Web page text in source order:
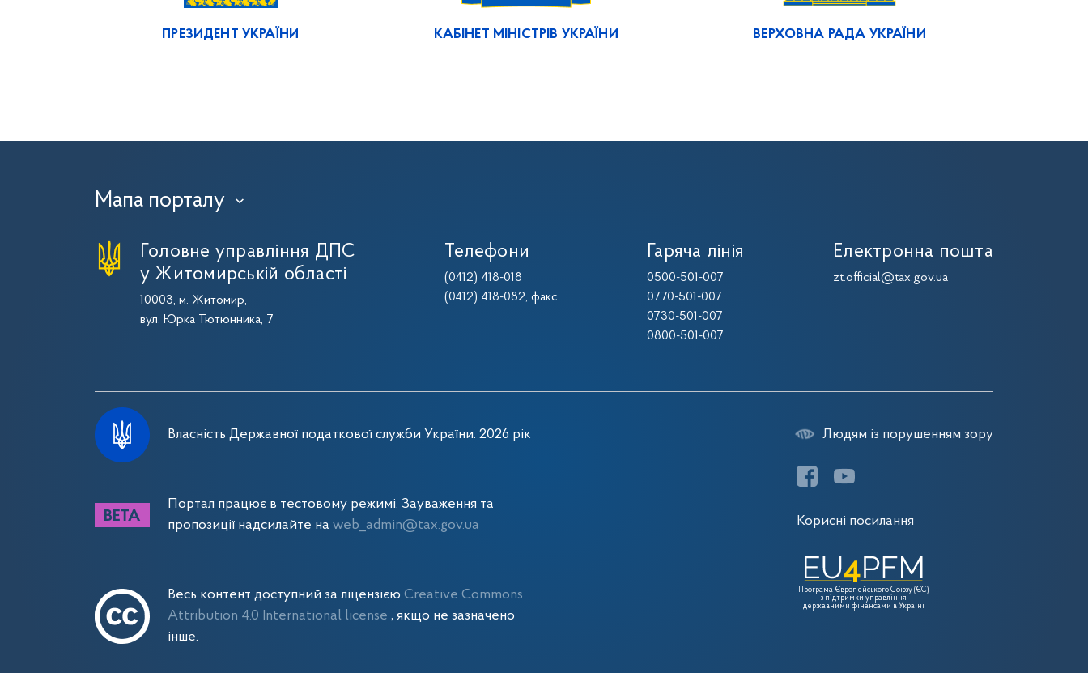
ПРЕЗИДЕНТ УКРАЇНИ КАБІНЕТ МІНІСТРІВ УКРАЇНИ ВЕРХОВНА РАДА УКРАЇНИ
Мапа порталу ›
Головне управління ДПС
у Житомирській області
10003, м. Житомир,
вул. Юрка Тютюнника, 7
Телефони
(0412) 418-018
(0412) 418-082, факс
Гаряча лінія
0500-501-007
0770-501-007
0730-501-007
0800-501-007
Електронна пошта
zt.official@tax.gov.ua
Власність Державної податкової служби України. 2026 рік
Портал працює в тестовому режимі. Зауваження та
пропозиції надсилайте на web_admin@tax.gov.ua
Весь контент доступний за ліцензією Creative Commons
Attribution 4.0 International license , якщо не зазначено
інше.
Людям із порушенням зору
Корисні посилання
Програма Європейського Союзу (ЄС)
з підтримки управління
державними фінансами в Україні